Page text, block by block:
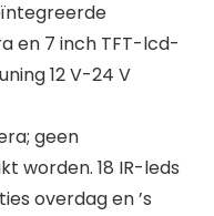
en 7 inch TFT-lcd-
12 V-24 V
geen
worden. 18 IR-leds
overdag en ’s